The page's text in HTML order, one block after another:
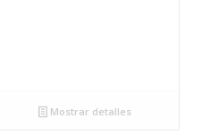
Mostrar detalles